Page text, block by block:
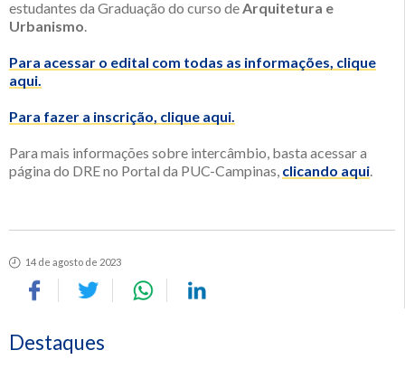
estudantes da Graduação do curso deArquitetura e
Urbanismo.
Para acessar o edital com todas as informações, clique
aqui.
Para fazer a inscrição, clique aqui.
Para mais informações sobre intercâmbio, basta acessar a
página do DRE no Portal da PUC-Campinas, clicando aqui.
14 de agosto de 2023
Destaques